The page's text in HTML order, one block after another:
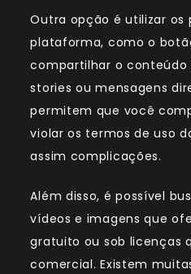
Outra opção é utilizar os
plataforma, como o
compartilhar o
stories ou mensagens
permitem que você
violar os termos de uso
assim complicações.
Além disso, é possível
vídeos e imagens que
gratuito ou sob licenças
comercial. Existem